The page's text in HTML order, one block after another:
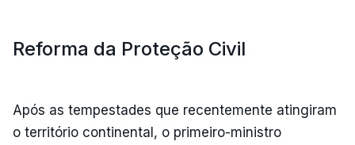
Reforma da Proteção Civil
Após as tempestades que recentemente atingiram
o território continental, o primeiro-ministro